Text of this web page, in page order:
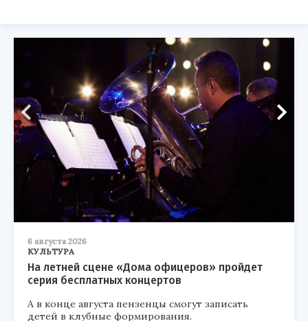
6 августа 2026
КУЛЬТУРА
На летней сцене «Дома офицеров» пройдет
серия бесплатных концертов
А в конце августа пензенцы смогут записать
детей в клубные формирования.